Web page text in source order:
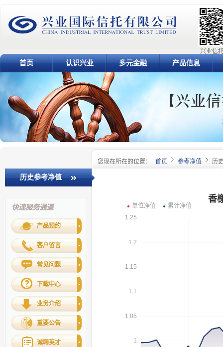
兴业信
首页 认识兴业 多元金融 产品信息
您现在所在的位置： 首页 参考净值 历
历史参考净值
产品预约
客户留言
常见问题
下载中心
业务介绍
重要公告
诚聘英才